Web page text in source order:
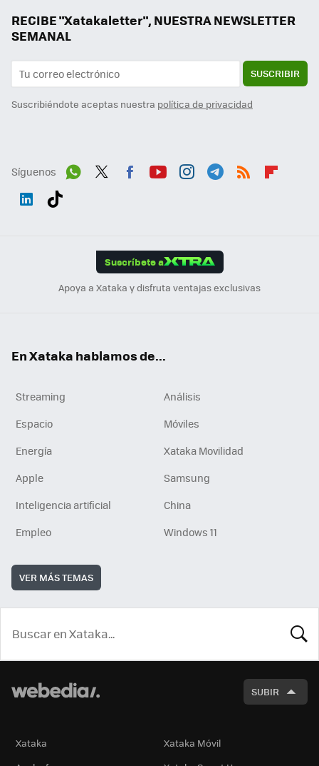
RECIBE "Xatakaletter", NUESTRA NEWSLETTER
SEMANAL
SUSCRIBIR
Suscribiéndote aceptas nuestra política de privacidad
Síguenos
Suscríbete a
Apoya a Xataka y disfruta ventajas exclusivas
En Xataka hablamos de...
Streaming
Análisis
Espacio
Móviles
Energía
Xataka Movilidad
Apple
Samsung
Inteligencia artificial
China
Empleo
Windows 11
VER MÁS TEMAS
SUBIR
Xataka
Xataka Móvil